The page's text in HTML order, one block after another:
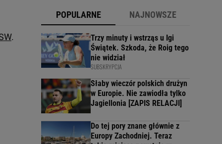
.
POPULARNE NAJNOWSZE
Trzy minuty i wstrząs u Igi
Świątek. Szkoda, że Roig tego
nie widział
SUBSKRYPCJA
Słaby wieczór polskich drużyn
w Europie. Nie zawiodła tylko
Jagiellonia [ZAPIS RELACJI]
Do tej pory znane głównie z
Europy Zachodniej. Teraz